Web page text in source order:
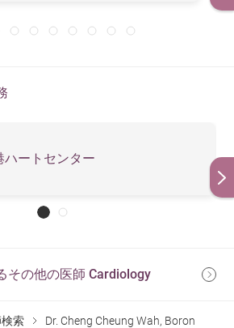
ハートセンター
その他の医師 Cardiology
検索 Dr. Cheng Cheung Wah, Boron